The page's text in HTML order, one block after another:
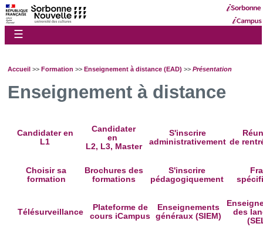
☰
Accueil >> Formation >> Enseignement à distance (EAD) >> Présentation
Enseignement à distance
Candidater en
L1
Candidater
en
L2, L3, Master
S'inscrire
administrativement de
Choisir sa
formation
Brochures des
formations
S'inscrire
pédagogiquement
Télésurveillance
Plateforme de
cours iCampus
Enseignements
généraux (SIEM)
des